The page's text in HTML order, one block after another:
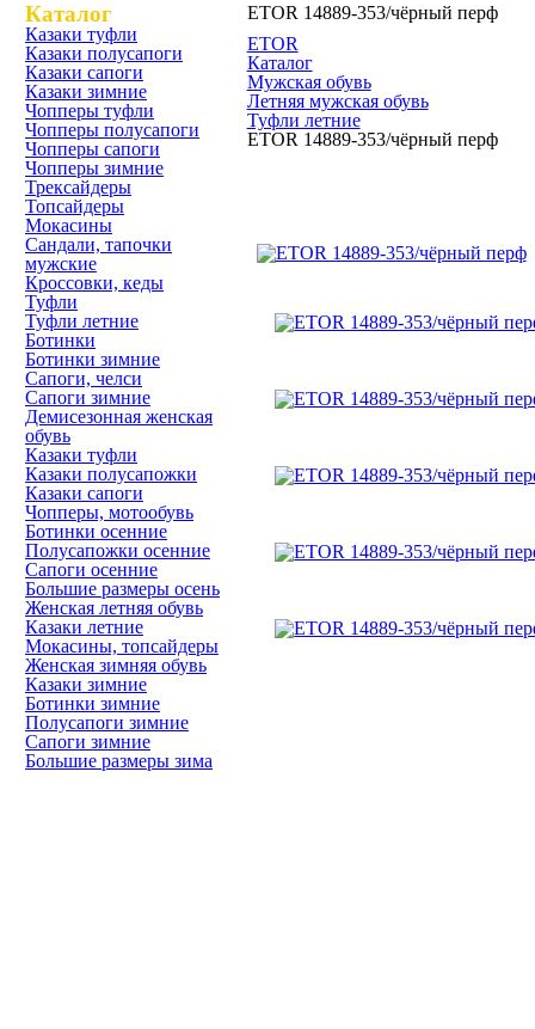
Каталог
Казаки туфли
Казаки полусапоги
Казаки сапоги
Казаки зимние
Чопперы туфли
Чопперы полусапоги
Чопперы сапоги
Чопперы зимние
Трексайдеры
Топсайдеры
Мокасины
Сандали, тапочки
мужские
Кроссовки, кеды
Туфли
Туфли летние
Ботинки
Ботинки зимние
Сапоги, челси
Сапоги зимние
Демисезонная женская
обувь
Казаки туфли
Казаки полусапожки
Казаки сапоги
Чопперы, мотообувь
Ботинки осенние
Полусапожки осенние
Сапоги осенние
Большие размеры осень
Женская летняя обувь
Казаки летние
Мокасины, топсайдеры
Женская зимняя обувь
Казаки зимние
Ботинки зимние
Полусапоги зимние
Сапоги зимние
Большие размеры зима
ETOR 14889-353/чёрный перф
ETOR
Каталог
Мужская обувь
Летняя мужская обувь
Туфли летние
ETOR 14889-353/чёрный перф